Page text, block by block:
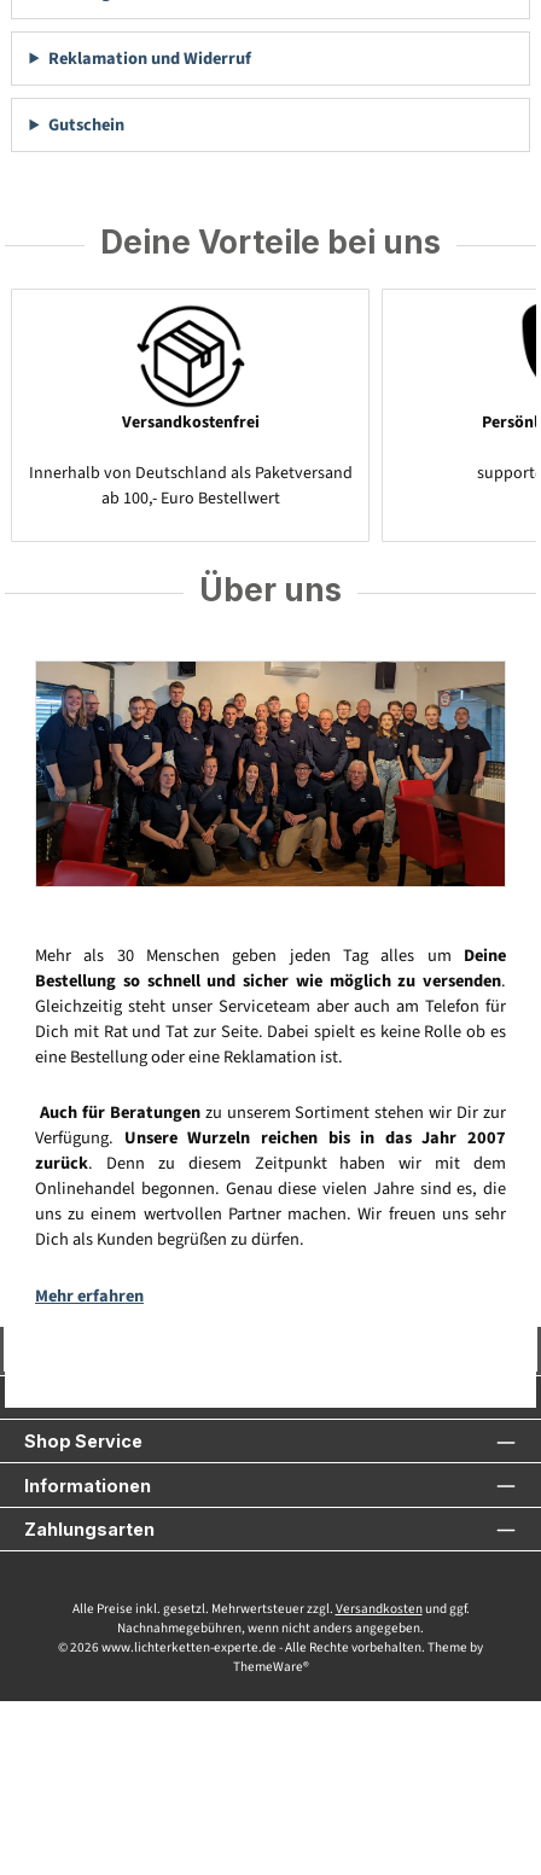
Reklamation und Widerruf
Gutschein
Deine Vorteile bei uns
Versandkostenfrei
Innerhalb von Deutschland als Paketversand
ab 100,- Euro Bestellwert
Über uns
Mehr als 30 Menschen geben jeden Tag alles um Deine
Bestellung so schnell und sicher wie möglich zu versenden.
Gleichzeitig steht unser Serviceteam aber auch am Telefon für
Dich mit Rat und Tat zur Seite. Dabei spielt es keine Rolle ob es
eine Bestellung oder eine Reklamation ist.
Auch für Beratungenzu unserem Sortiment stehen wir Dir zur
Verfügung. Unsere Wurzeln reichen bis in das Jahr 2007
zurück. Denn zu diesem Zeitpunkt haben wir mit dem
Onlinehandel begonnen. Genau diese vielen Jahre sind es, die
uns zu einem wertvollen Partner machen. Wir freuen uns sehr
Dich als Kunden begrüßen zu dürfen.
Mehr erfahren
Shop Service
Informationen
Zahlungsarten
Alle Preise inkl. gesetzl. Mehrwertsteuer zzgl. Versandkostenund ggf.
Nachnahmegebühren, wenn nicht anders angegeben.
© 2026 www.lichterketten-experte.de - Alle Rechte vorbehalten. Theme by
ThemeWare®